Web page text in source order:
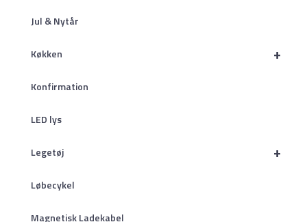
Jul & Nytår
+
Køkken
Konfirmation
LED lys
+
Legetøj
Løbecykel
Magnetisk Ladekabel